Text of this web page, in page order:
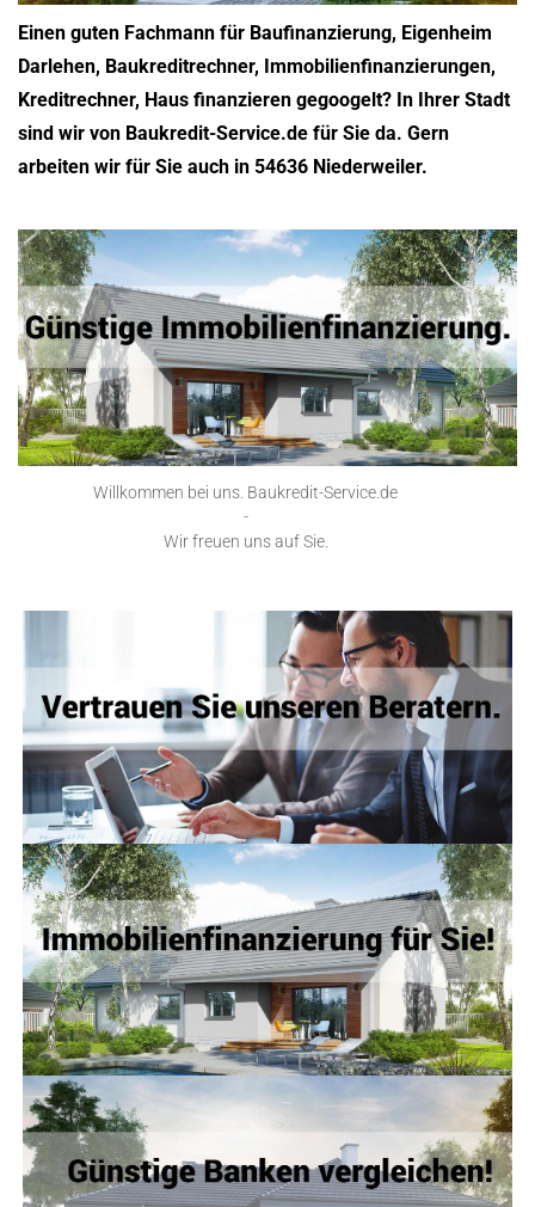
Einen guten Fachmann für Baufinanzierung, Eigenheim
Darlehen, Baukreditrechner, Immobilienfinanzierungen,
Kreditrechner, Haus finanzieren gegoogelt? In Ihrer Stadt
sind wir von Baukredit-Service.de für Sie da. Gern
arbeiten wir für Sie auch in 54636 Niederweiler.
Willkommen bei uns. Baukredit-Service.de
-
Wir freuen uns auf Sie.